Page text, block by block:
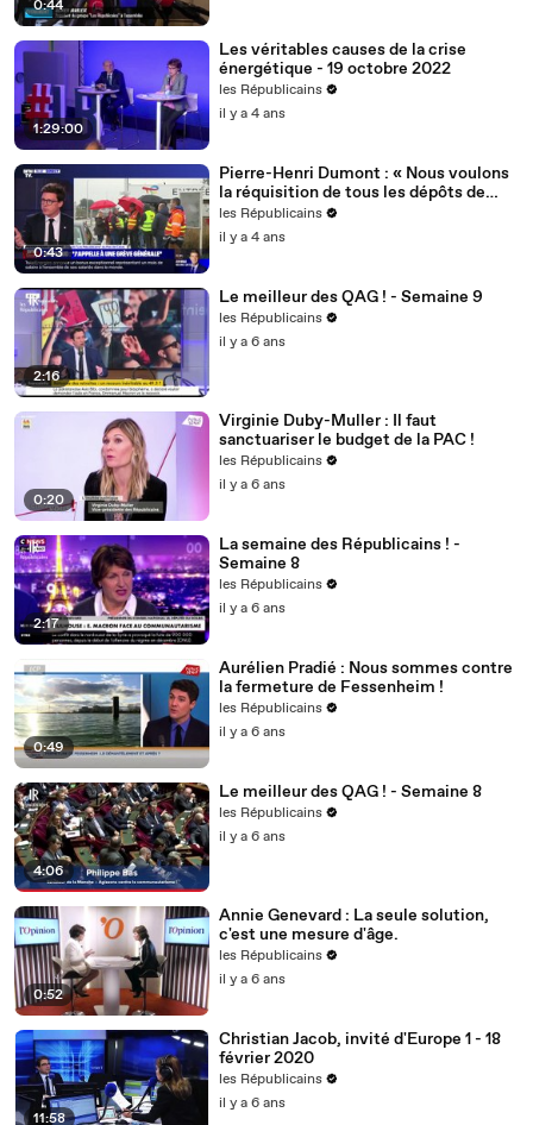
0:44
1:29:00
Les véritables causes de la crise
énergétique - 19 octobre 2022
les Républicains
il y a 4 ans
0:43
Pierre-Henri Dumont : « Nous voulons
la réquisition de tous les dépôts de
carburant ! »
les Républicains
il y a 4 ans
2:16
Le meilleur des QAG ! - Semaine 9
les Républicains
il y a 6 ans
0:20
Virginie Duby-Muller : Il faut
sanctuariser le budget de la PAC !
les Républicains
il y a 6 ans
2:17
La semaine des Républicains ! -
Semaine 8
les Républicains
il y a 6 ans
0:49
Aurélien Pradié : Nous sommes contre
la fermeture de Fessenheim !
les Républicains
il y a 6 ans
4:06
Le meilleur des QAG ! - Semaine 8
les Républicains
il y a 6 ans
0:52
Annie Genevard : La seule solution,
c'est une mesure d'âge.
les Républicains
il y a 6 ans
11:58
Christian Jacob, invité d'Europe 1 - 18
février 2020
les Républicains
il y a 6 ans